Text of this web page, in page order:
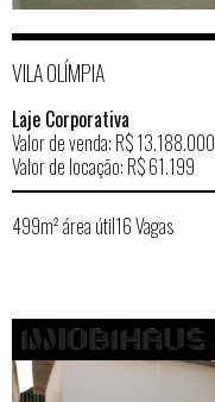
VILA OLÍMPIA
Laje Corporativa
Valor de venda: R$ 13.188.000
Valor de locação: R$ 61.199
499m² área útil16 Vagas